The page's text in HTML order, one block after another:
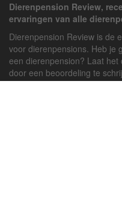
Dierenpension Review,
ervaringen van alle
Dierenpension Review is de
voor dierenpensions. Heb je
een dierenpension? Laat
door een beoordeling te